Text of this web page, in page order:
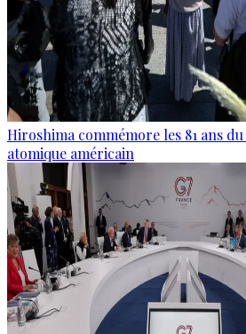
Hiroshima commémore les 81 ans
atomique américain